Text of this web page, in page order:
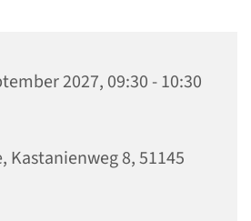
2027, 09:30 - 10:30
Kastanienweg 8, 51145